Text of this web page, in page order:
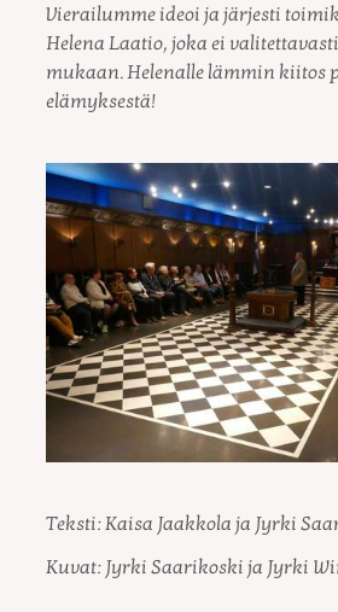
Vierailumme ideoi ja järjesti
Helena Laatio, joka ei
mukaan. Helenalle lämmin kiitos
elämyksestä!
Teksti: Kaisa Jaakkola ja Jyrki
Kuvat: Jyrki Saarikoski ja Jyrki